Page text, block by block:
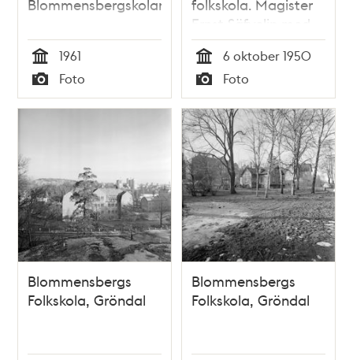
Blommensbergskolan
Tid
1961
Typ
Foto
folkskola. Magister
Ernst Säfvelin med
tävlingsbidrag i
Affischtävlingen
inför
Söndagsskolans
100 -års jubileum
1951
Tid
6 oktober 1950
Typ
Foto
Blommensbergs
Folkskola, Gröndal
Blommensbergs
Folkskola, Gröndal